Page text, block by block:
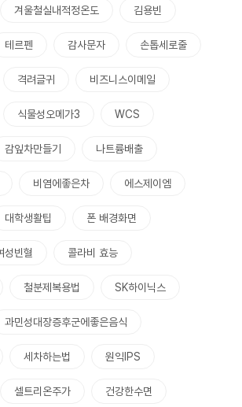
겨울철실내적정온도 김용빈
테르펜 감사문자 손톱세로줄
격려글귀 비즈니스이메일
식물성오메가3 WCS
감잎차만들기 나트륨배출
비염에좋은차 에스제이엠
대학생활팁 폰 배경화면
성빈혈 콜라비 효능
철분제복용법 SK하이닉스
과민성대장증후군에좋은음식
세차하는법 원익IPS
셀트리온주가 건강한수면